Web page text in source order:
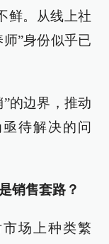
鲜。从线上社
”身份似乎已
的边界，推动
待解决的问
销售套路？
场上种类繁